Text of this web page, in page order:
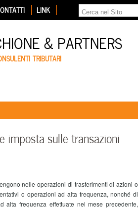
LINK
& PARTNERS
TRIBUTARI
imposta sulle transazioni
nelle operazioni di trasferimenti di azioni o
o operazioni ad alta frequenza, nonché di
alta frequenza effettuate nel mese precedente,